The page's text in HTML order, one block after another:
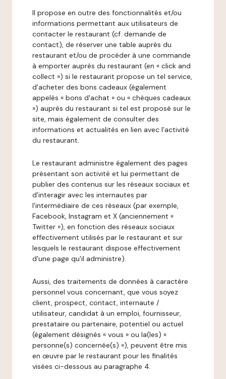
Il propose en outre des fonctionnalités et/ou
informations permettant aux utilisateurs de
contacter le restaurant (cf. demande de
contact), de réserver une table auprès du
restaurant et/ou de procéder à une commande
à emporter auprès du restaurant (en « click and
collect ») si le restaurant propose un tel service,
d'acheter des bons cadeaux (également
appelés « bons d'achat » ou « chèques cadeaux
») auprès du restaurant si tel est proposé sur le
site, mais également de consulter des
informations et actualités en lien avec l'activité
du restaurant.
Le restaurant administre également des pages
présentant son activité et lui permettant de
publier des contenus sur les réseaux sociaux et
d'interagir avec les internautes par
l'intermédiaire de ces réseaux (par exemple,
Facebook, Instagram et X (anciennement «
Twitter »), en fonction des réseaux sociaux
effectivement utilisés par le restaurant et sur
lesquels le restaurant dispose effectivement
d'une page qu'il administre).
Aussi, des traitements de données à caractère
personnel vous concernant, que vous soyez
client, prospect, contact, internaute /
utilisateur, candidat à un emploi, fournisseur,
prestataire ou partenaire, potentiel ou actuel
(également désignés « vous » ou la(les) «
personne(s) concernée(s) »), peuvent être mis
en œuvre par le restaurant pour les finalités
visées ci-dessous au paragraphe 4.